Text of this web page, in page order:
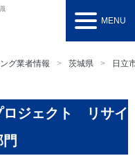
MENU
グ業者情報 茨城県 日立
ロジェクト リサイ